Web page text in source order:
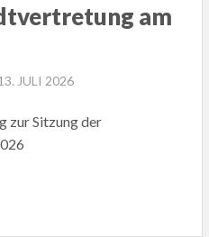
am
JULI 2026
zur Sitzung der